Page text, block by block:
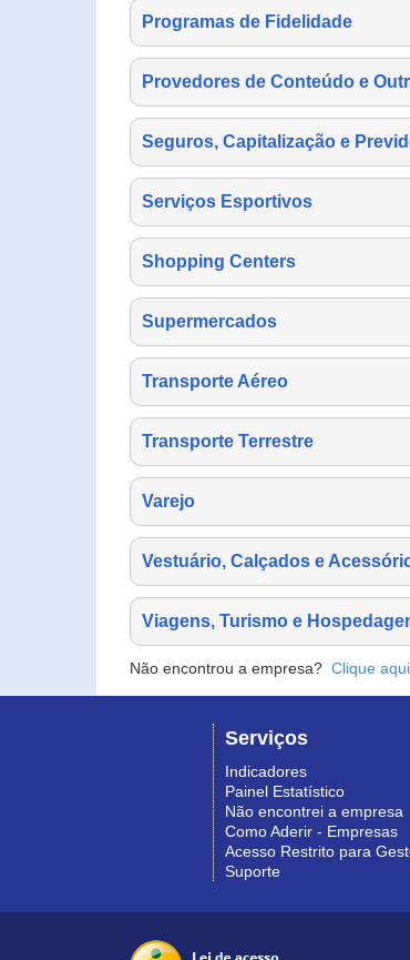
Programas de Fidelidade
Provedores de Conteúdo e
Seguros, Capitalização e
Serviços Esportivos
Shopping Centers
Supermercados
Transporte Aéreo
Transporte Terrestre
Varejo
Vestuário, Calçados e
Viagens, Turismo e
Não encontrou a empresa? Clique aqui
Serviços
Indicadores
Painel Estatístico
Não encontrei a empresa
Como Aderir - Empresas
Acesso Restrito para
Suporte